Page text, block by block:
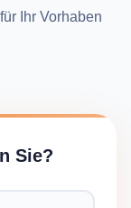
Ihr Vorhaben
Sie?